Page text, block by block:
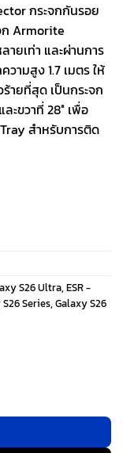
กระจกกันรอย
ก Armorite
ายเท่า และผ่านการ
ามสูง 1.7 เมตร ให้
ายที่สุด เป็นกระจก
ะขวาที่ 28° เพื่อ
สำหรับการติด
S26 Ultra, ESR -
Series, Galaxy S26
(Privacy) - ฟิล์มก